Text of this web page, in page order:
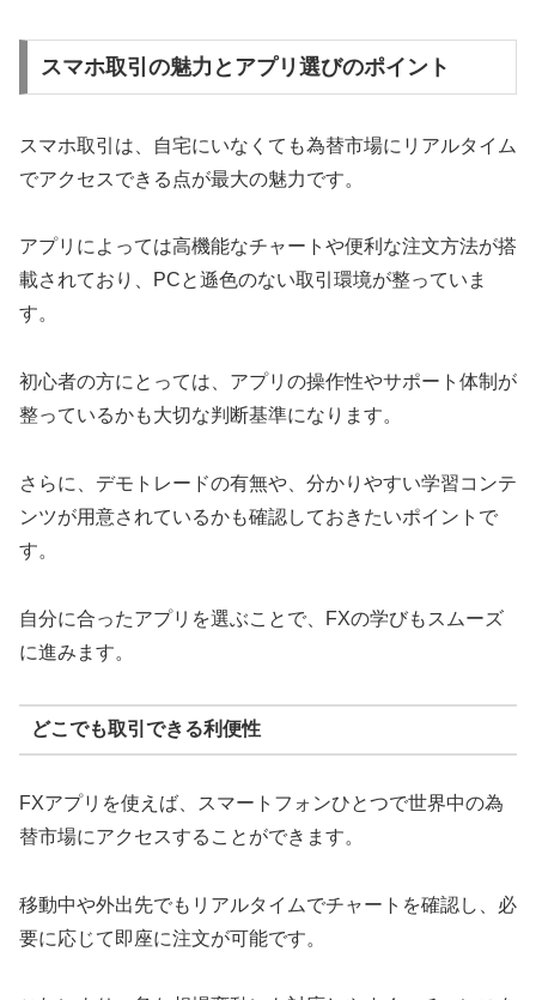
スマホ取引の魅力とアプリ選びのポイント
スマホ取引は、自宅にいなくても為替市場にリアルタイム
でアクセスできる点が最大の魅力です。
アプリによっては高機能なチャートや便利な注文方法が搭
載されており、PCと遜色のない取引環境が整っていま
す。
初心者の方にとっては、アプリの操作性やサポート体制が
整っているかも大切な判断基準になります。
さらに、デモトレードの有無や、分かりやすい学習コンテ
ンツが用意されているかも確認しておきたいポイントで
す。
自分に合ったアプリを選ぶことで、FXの学びもスムーズ
に進みます。
どこでも取引できる利便性
FXアプリを使えば、スマートフォンひとつで世界中の為
替市場にアクセスすることができます。
移動中や外出先でもリアルタイムでチャートを確認し、必
要に応じて即座に注文が可能です。